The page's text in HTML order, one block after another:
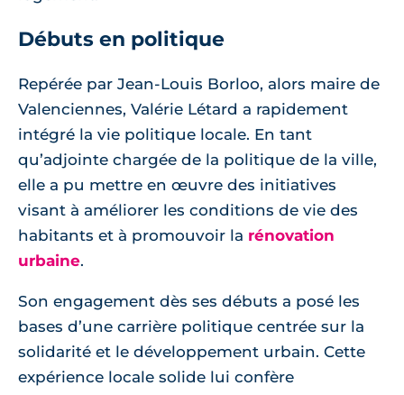
Débuts en politique
Repérée par Jean-Louis Borloo, alors maire de
Valenciennes, Valérie Létard a rapidement
intégré la vie politique locale. En tant
qu’adjointe chargée de la politique de la ville,
elle a pu mettre en œuvre des initiatives
visant à améliorer les conditions de vie des
habitants et à promouvoir la rénovation
urbaine.
Son engagement dès ses débuts a posé les
bases d’une carrière politique centrée sur la
solidarité et le développement urbain. Cette
expérience locale solide lui confère